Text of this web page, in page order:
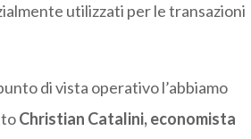
utilizzati per le transazioni
di vista operativo l’abbiamo
Christian Catalini, economista